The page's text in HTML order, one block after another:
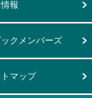
報
クメンバーズ
マップ